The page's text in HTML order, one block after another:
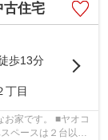
住宅
歩13分
丁目
家です。 ■ヤオコ
ペースは２台以上